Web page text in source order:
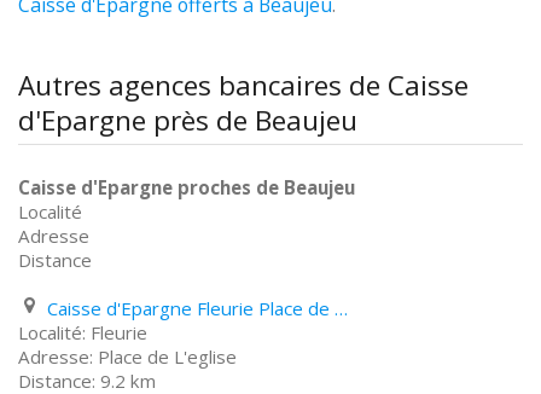
Autres agences bancaires de Caisse
d'Epargne près de Beaujeu
Caisse d'Epargne proches de Beaujeu
Localité
Adresse
Distance
Caisse d'Epargne Fleurie Place de L'eglise
Fleurie
Place de L'eglise
9.2 km